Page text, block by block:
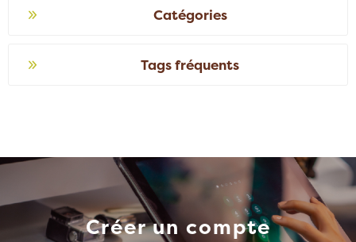
Catégories
Tags fréquents
Créer un compte